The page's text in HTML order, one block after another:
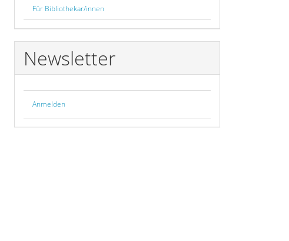
Für Bibliothekar/innen
Newsletter
Anmelden